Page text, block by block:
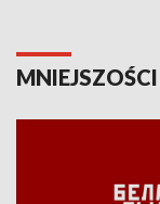
MNIEJSZOŚCI